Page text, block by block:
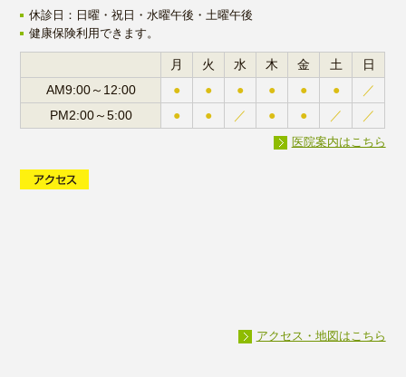
イ
ン
ク
ッ
休診日：日曜・祝日・水曜午後・土曜午後
健康保険利用できます。
月 火 水 木 金 土
日
AM9:00～12:00
● ● ● ● ● ●
／
PM2:00～5:00
● ● ／ ● ● ／ ／
医院案内はこちら
アクセス・地図はこちら